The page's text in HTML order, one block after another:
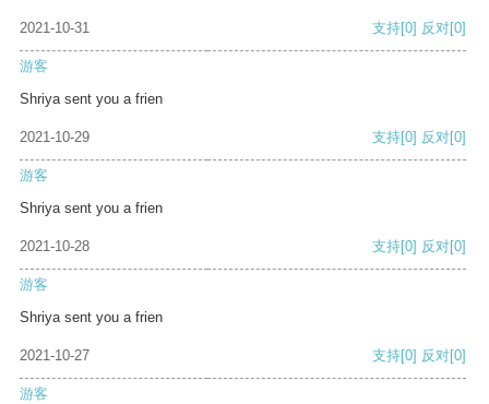
2021-10-31 支持[0] 反对[0]
游客
Shriya sent you a frien
2021-10-29 支持[0] 反对[0]
游客
Shriya sent you a frien
2021-10-28 支持[0] 反对[0]
游客
Shriya sent you a frien
2021-10-27 支持[0] 反对[0]
游客